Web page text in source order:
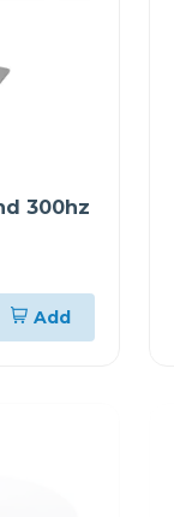
300hz
Add